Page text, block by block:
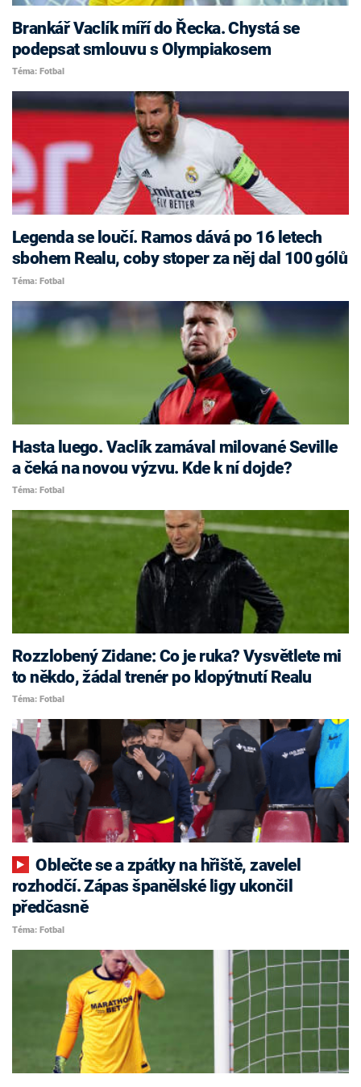
Brankář Vaclík míří do Řecka. Chystá se
podepsat smlouvu s Olympiakosem
Téma: Fotbal
Legenda se loučí. Ramos dává po 16 letech
sbohem Realu, coby stoper za něj dal 100 gólů
Téma: Fotbal
Hasta luego. Vaclík zamával milované Seville
a čeká na novou výzvu. Kde k ní dojde?
Téma: Fotbal
Rozzlobený Zidane: Co je ruka? Vysvětlete mi
to někdo, žádal trenér po klopýtnutí Realu
Téma: Fotbal
Oblečte se a zpátky na hřiště, zavelel
rozhodčí. Zápas španělské ligy ukončil
předčasně
Téma: Fotbal